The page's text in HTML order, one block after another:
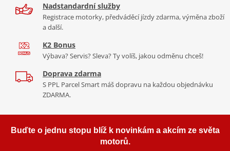
Cena za pár včetně montážní sady.
Montážní list
Nadstandardní služby
Registrace motorky, předváděcí jízdy zdarma, výměna zboží
a další.
K2 Bonus
Výbava? Servis? Sleva? Ty volíš, jakou odměnu chceš!
Doprava zdarma
S PPL Parcel Smart máš dopravu na každou objednávku
ZDARMA.
Buďte o jednu stopu blíž k novinkám a akcím ze světa
motorů.